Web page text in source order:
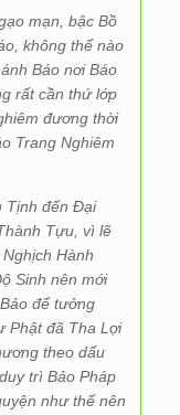
mạn, bậc Bồ
không thể nào
Báo nơi Báo
rất cần thứ lớp
đương thời
Trang Nghiêm
Tịnh đến Đại
Tựu, vì lẽ
Hành
Sinh nên mới
để tưởng
Phật đã Tha Lợi
theo dấu
trì Bảo Pháp
như thế nên